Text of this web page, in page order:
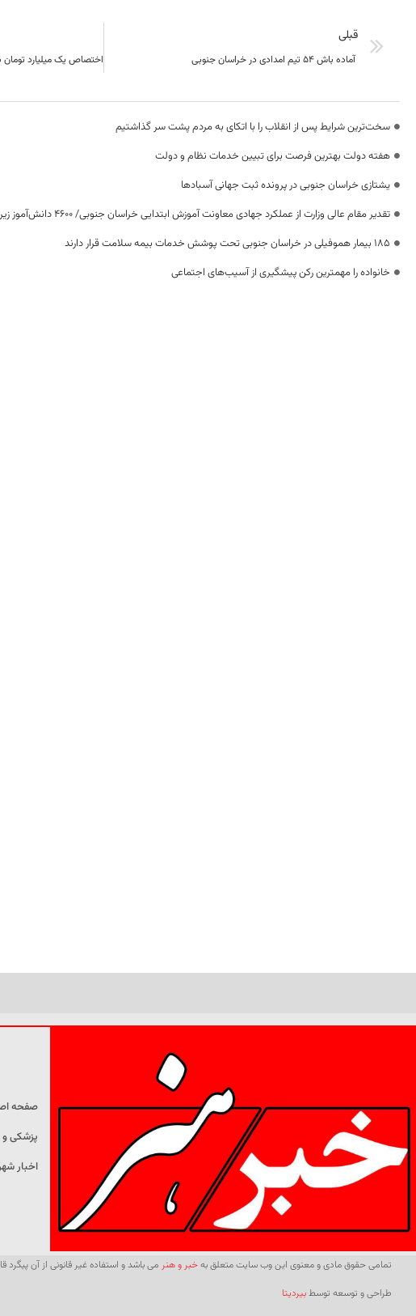
قبلی
آماده باش 54 تیم امدادی در خراسان جنوبی
سخت‌ترین شرایط پس از انقلاب را با اتکای به مردم پشت سر گذاشتیم
هفته دولت بهترین فرصت برای تبیین خدمات نظام و دولت
یشتازی خراسان جنوبی در پرونده ثبت جهانی آسبادها
تقدیر مقام عالی وزارت از عملکرد جهادی معاونت آموزش ابتدایی خراسان جنوبی/ ۴۶۰۰ دانش‌آموز زیر چتر «طرح حامی»
۱۸۵ بیمار هموفیلی در خراسان جنوبی تحت پوشش خدمات بیمه سلامت قرار دارند
خانواده را مهمترین رکن پیشگیری از آسیب‌های اجتماعی
صفحه
پزشکی
اخبار
تمامی حقوق مادی و معنوی این وب سایت متعلق بهخبر و هنر می باشد و استفاده غیر قانونی از آن پیگرد
طراحی و توسعه توسطبیردیتا